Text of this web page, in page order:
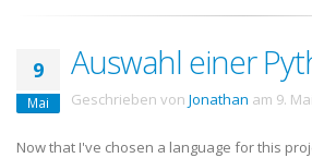
9
Mai
Auswahl einer
Geschrieben von Jonathan am 9.
Now that I've chosen a language for this